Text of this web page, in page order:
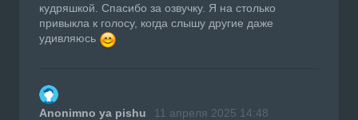
кудряшкой. Спасибо за озвучку. Я на столько
привыкла к голосу, когда слышу другие даже
удивляюсь
Anonimno ya pishu
11 апреля 2025 14:48